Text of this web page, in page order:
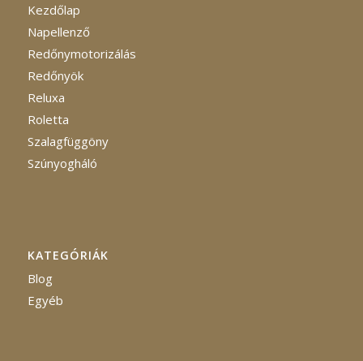
Kezdőlap
Napellenző
Redőnymotorizálás
Redőnyök
Reluxa
Roletta
Szalagfüggöny
Szúnyogháló
KATEGÓRIÁK
Blog
Egyéb